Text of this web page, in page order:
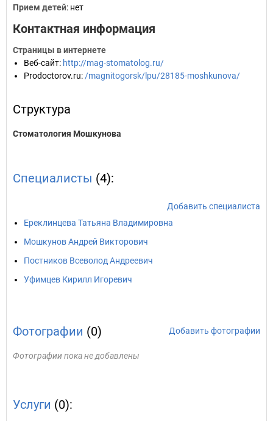
Прием детей: нет
Контактная информация
Страницы в интернете
Веб-сайт: http://mag-stomatolog.ru/
Prodoctorov.ru: /magnitogorsk/lpu/28185-moshkunova/
Структура
Стоматология Мошкунова
Специалисты (4):
Добавить специалиста
Ереклинцева Татьяна Владимировна
Мошкунов Андрей Викторович
Постников Всеволод Андреевич
Уфимцев Кирилл Игоревич
Фотографии (0) Добавить фотографии
Фотографии пока не добавлены
Услуги (0):